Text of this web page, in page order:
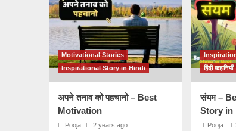
Motivational Stories
Inspirational Story in Hindi
अपने तनाव को पहचानो – Best
Motivation
Pooja 2 years ago
हिंदी कहानियाँ
संयम –
Story in
Pooja